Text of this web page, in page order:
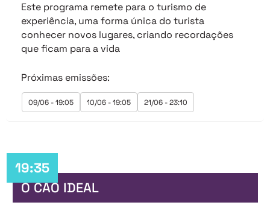
Este programa remete para o turismo de
experiência, uma forma única do turista
conhecer novos lugares, criando recordações
que ficam para a vida
Próximas emissões:
09/06 - 19:05 10/06 - 19:05 21/06 - 23:10
19:35
O CÃO IDEAL